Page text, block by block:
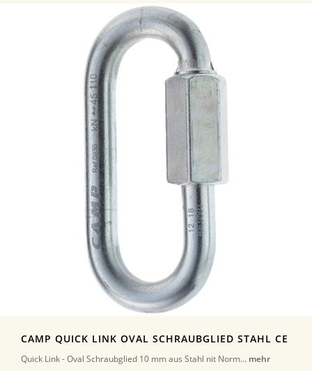
CAMP QUICK LINK OVAL SCHRAUBGLIED STAHL CE
Quick Link - Oval Schraubglied 10 mm aus Stahl nit Norm... mehr